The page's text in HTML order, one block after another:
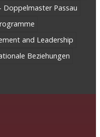
Doppelmaster Passau
and Leadership
Beziehungen